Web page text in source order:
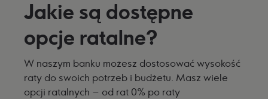
Jakie są dostępne
opcje ratalne?
W naszym banku możesz dostosować wysokość
raty do swoich potrzeb i budżetu. Masz wiele
opcji ratalnych – od rat 0% po raty